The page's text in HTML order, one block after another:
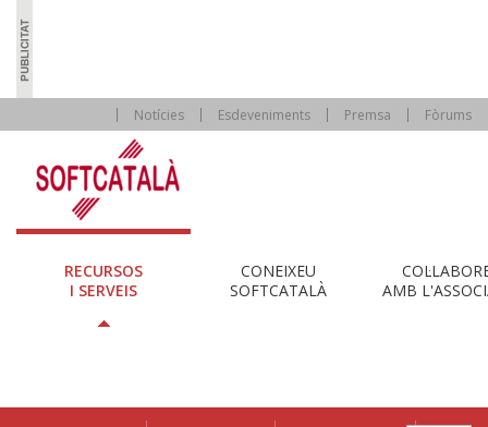
Notícies Esdeveniments Premsa Fòrums
RECURSOS
I SERVEIS
CONEIXEU
SOFTCATALÀ
AMB